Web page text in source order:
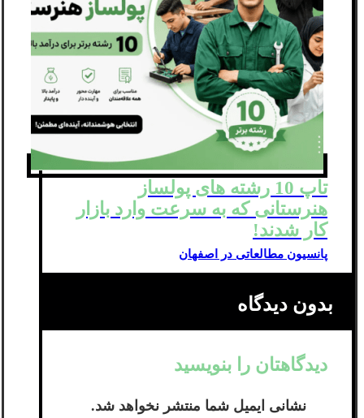
تاپ 10 رشته های پولساز
هنرستانی که به سرعت وارد بازار
کار شدند!
پانسیون مطالعاتی در اصفهان
بدون دیدگاه
دیدگاهتان را بنویسید
نشانی ایمیل شما منتشر نخواهد شد.